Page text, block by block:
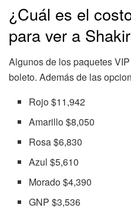
¿Cuál es el
para ver a
Algunos de los paquetes
boleto. Además de las
Rojo $11,942
Amarillo $8,050
Rosa $6,830
Azul $5,610
Morado $4,390
GNP $3,536